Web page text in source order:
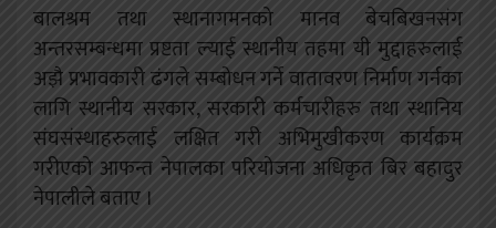
बालश्रम तथा स्थानागमनको मानव बेचबिखनसंग
अन्तरसम्बन्धमा प्रष्टता ल्याई स्थानीय तहमा यी मुद्दाहरुलाई
अझै प्रभावकारी ढंगले सम्बोधन गर्ने वातावरण निर्माण गर्नका
लागि स्थानीय सरकार, सरकारी कर्मचारीहरु तथा स्थानिय
संघसंस्थाहरुलाई लक्षित गरी अभिमुखीकरण कार्यक्रम
गरीएको आफन्त नेपालका परियोजना अधिकृत बिर बहादुर
नेपालीले बताए ।